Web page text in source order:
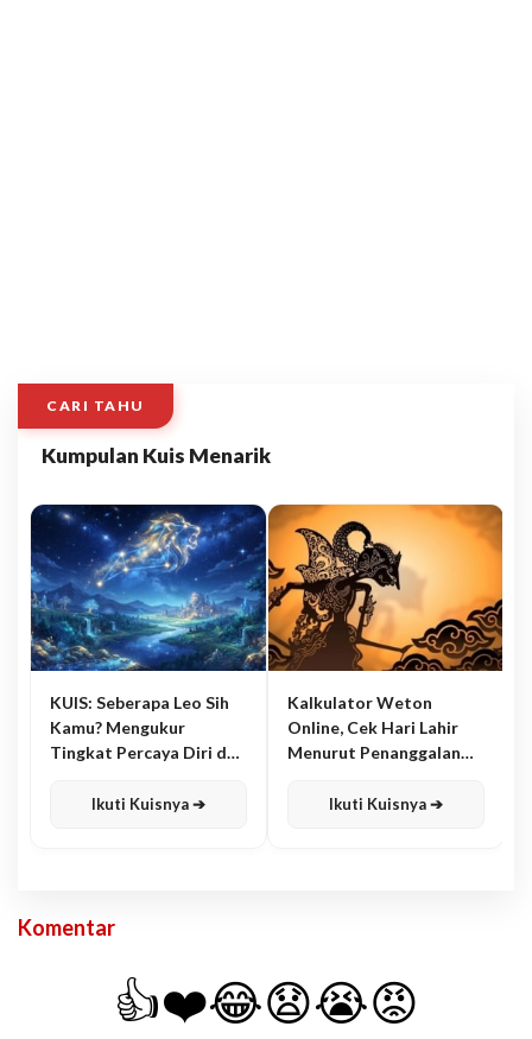
CARI TAHU
Kumpulan Kuis Menarik
KUIS: Seberapa Leo Sih
Kamu? Mengukur
Tingkat Percaya Diri dan
Ikuti Kuisnya ➔
Kalkulator Weton
Online, Cek Hari Lahir
Menurut Penanggalan
Ikuti Kuisnya ➔
Komentar
👍❤️😂😧😭😡